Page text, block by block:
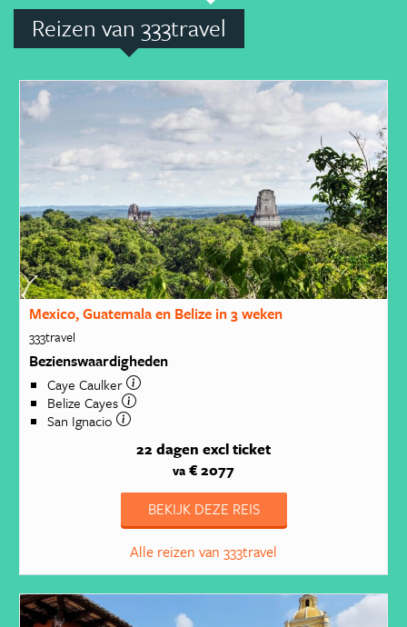
Reizen van 333travel
Mexico, Guatemala en Belize in 3 weken
333travel
Bezienswaardigheden
Caye Caulker
Belize Cayes
San Ignacio
22 dagen excl ticket
va € 2077
BEKIJK DEZE REIS
Alle reizen van 333travel